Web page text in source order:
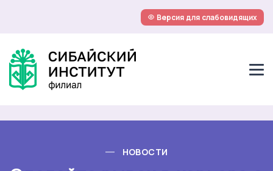
Версия для слабовидящих
НОВОСТИ